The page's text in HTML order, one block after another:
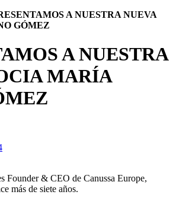
A NUESTRA NUEVA
GÓMEZ
A NUESTRA
MARÍA
Founder & CEO de Canussa Europe,
más de siete años.